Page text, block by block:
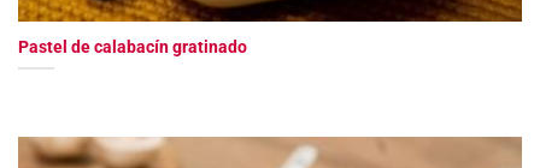
Pastel de calabacín gratinado